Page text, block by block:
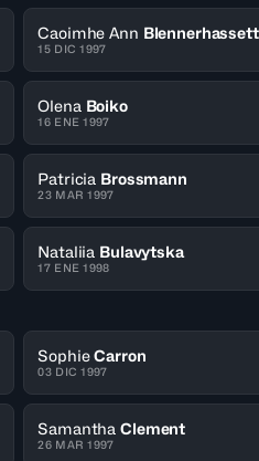
Caoimhe Ann Blennerhassett
15 DIC 1997
Olena Boiko
16 ENE 1997
Patricia Brossmann
23 MAR 1997
Nataliia Bulavytska
17 ENE 1998
Sophie Carron
03 DIC 1997
Samantha Clement
26 MAR 1997